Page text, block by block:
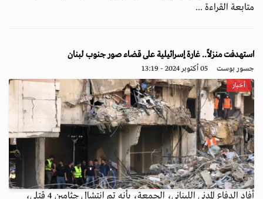
متابعة القراءة ...
استهدفت منزلاً.. غارة إسرائيلية على قضاء صور جنوب لبنان
جسور بوست 05 أكتوبر 2024 - 13:19
أخبار
أفاد الدفاع المدني اللبناني، الجمعة، بأنه تم انتشال جثامين 4 قتلى،